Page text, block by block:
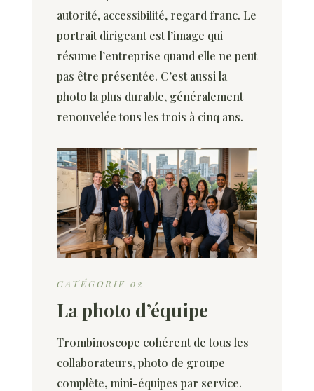
autorité, accessibilité, regard franc. Le
portrait dirigeant est l’image qui
résume l’entreprise quand elle ne peut
pas être présentée. C’est aussi la
photo la plus durable, généralement
renouvelée tous les trois à cinq ans.
CATÉGORIE 02
La photo d’équipe
Trombinoscope cohérent de tous les
collaborateurs, photo de groupe
complète, mini-équipes par service.